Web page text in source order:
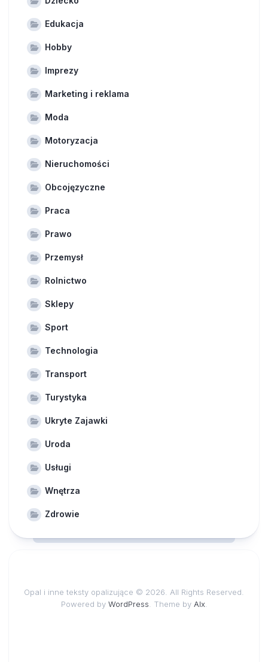
Edukacja
Hobby
Imprezy
Marketing i reklama
Moda
Motoryzacja
Nieruchomości
Obcojęzyczne
Praca
Prawo
Przemysł
Rolnictwo
Sklepy
Sport
Technologia
Transport
Turystyka
Ukryte Zajawki
Uroda
Usługi
Wnętrza
Zdrowie
Opal i inne teksty opalizujące © 2026. All Rights Reserved.
Powered by WordPress . Theme by Alx